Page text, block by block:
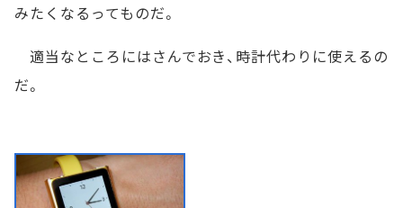
みたくなるってものだ。
適当なところにはさんでおき、時計代わりに使えるの
だ。